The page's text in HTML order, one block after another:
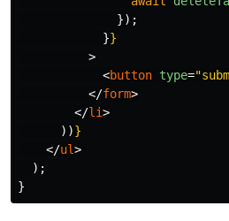
});
}}
>
<button type=
</form>
</li>
))}
</ul>
);
}